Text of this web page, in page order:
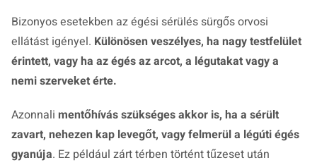
Bizonyos esetekben az égési sérülés sürgős orvosi
ellátást igényel. Különösen veszélyes, ha nagy testfelület
érintett, vagy ha az égés az arcot, a légutakat vagy a
nemi szerveket érte.
Azonnali mentőhívás szükséges akkor is, ha a sérült
zavart, nehezen kap levegőt, vagy felmerül a légúti égés
gyanúja. Ez például zárt térben történt tűzeset után